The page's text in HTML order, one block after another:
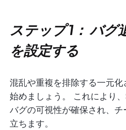
ステップ 1： バグ
を設定する
混乱や重複を排除する一元化
始めましょう。
これにより
バグの可視性が確保され、
立ちます。